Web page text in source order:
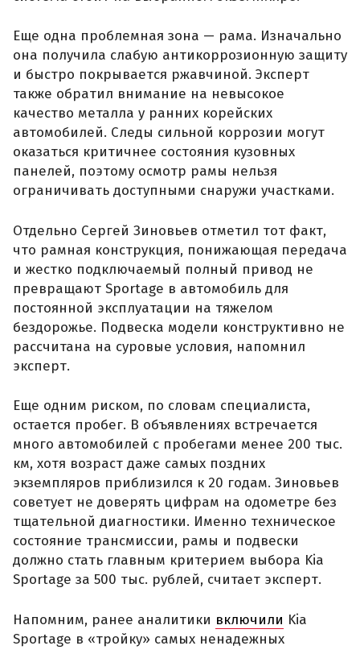
Еще одна проблемная зона — рама. Изначально
она получила слабую антикоррозионную защиту
и быстро покрывается ржавчиной. Эксперт
также обратил внимание на невысокое
качество металла у ранних корейских
автомобилей. Следы сильной коррозии могут
оказаться критичнее состояния кузовных
панелей, поэтому осмотр рамы нельзя
ограничивать доступными снаружи участками.
Отдельно Сергей Зиновьев отметил тот факт,
что рамная конструкция, понижающая передача
и жестко подключаемый полный привод не
превращают Sportage в автомобиль для
постоянной эксплуатации на тяжелом
бездорожье. Подвеска модели конструктивно не
рассчитана на суровые условия, напомнил
эксперт.
Еще одним риском, по словам специалиста,
остается пробег. В объявлениях встречается
много автомобилей с пробегами менее 200 тыс.
км, хотя возраст даже самых поздних
экземпляров приблизился к 20 годам. Зиновьев
советует не доверять цифрам на одометре без
тщательной диагностики. Именно техническое
состояние трансмиссии, рамы и подвески
должно стать главным критерием выбора Kia
Sportage за 500 тыс. рублей, считает эксперт.
Напомним, ранее аналитики включили Kia
Sportage в «тройку» самых ненадежных